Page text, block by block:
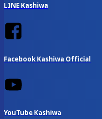
LINE Kashiwa
Facebook Kashiwa Official
YouTube Kashiwa